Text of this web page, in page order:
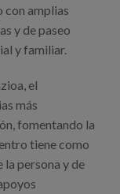
con amplias
y de paseo
y familiar.
el
más
fomentando la
tiene como
persona y de